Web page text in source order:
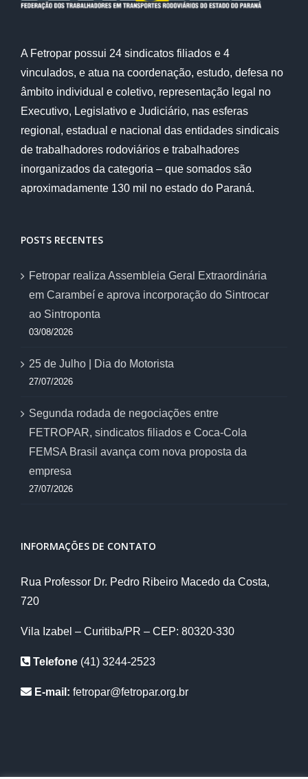
A Fetropar possui 24 sindicatos filiados e 4
vinculados, e atua na coordenação, estudo, defesa no
âmbito individual e coletivo, representação legal no
Executivo, Legislativo e Judiciário, nas esferas
regional, estadual e nacional das entidades sindicais
de trabalhadores rodoviários e trabalhadores
inorganizados da categoria – que somados são
aproximadamente 130 mil no estado do Paraná.
POSTS RECENTES
Fetropar realiza Assembleia Geral Extraordinária
em Carambeí e aprova incorporação do Sintrocar
ao Sintroponta
03/08/2026
25 de Julho | Dia do Motorista
27/07/2026
Segunda rodada de negociações entre
FETROPAR, sindicatos filiados e Coca-Cola
FEMSA Brasil avança com nova proposta da
empresa
27/07/2026
INFORMAÇÕES DE CONTATO
Rua Professor Dr. Pedro Ribeiro Macedo da Costa,
720
Vila Izabel – Curitiba/PR – CEP: 80320-330
Telefone (41) 3244-2523
E-mail: fetropar@fetropar.org.br